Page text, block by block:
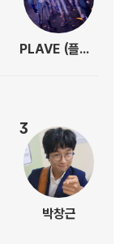
PLAVE (플레이브)
3
박창근